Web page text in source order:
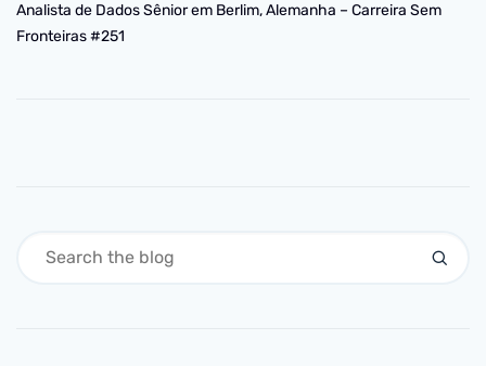
Analista de Dados Sênior em Berlim, Alemanha – Carreira Sem
Fronteiras #251